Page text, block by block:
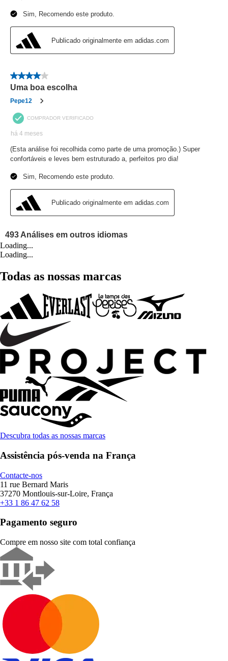
Loading...
Loading...
Todas as nossas marcas
Descubra todas as nossas marcas
Assistência pós-venda na França
Contacte-nos
11 rue Bernard Maris
37270 Montlouis-sur-Loire, França
+33 1 86 47 62 58
Pagamento seguro
Compre em nosso site com total confiança